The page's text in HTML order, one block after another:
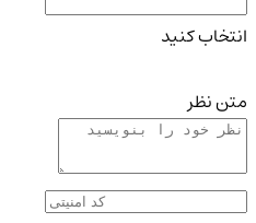
انتخاب کنید
متن نظر